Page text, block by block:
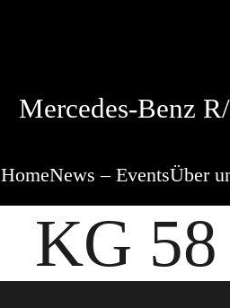
Mercedes-Benz
HomeNews – EventsÜber
KG 58